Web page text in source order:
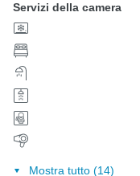
Servizi della camera
Mostra tutto (14)